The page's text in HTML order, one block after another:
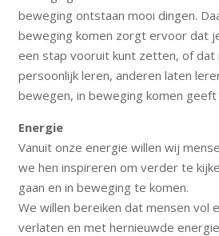
beweging ontstaan mooi dingen.
beweging komen zorgt ervoor dat
een stap vooruit kunt zetten, of dat
persoonlijk leren, anderen laten
bewegen, in beweging komen geeft
Energie
Vanuit onze energie willen wij
we hen inspireren om verder te
gaan en in beweging te komen.
We willen bereiken dat mensen vol
verlaten en met hernieuwde